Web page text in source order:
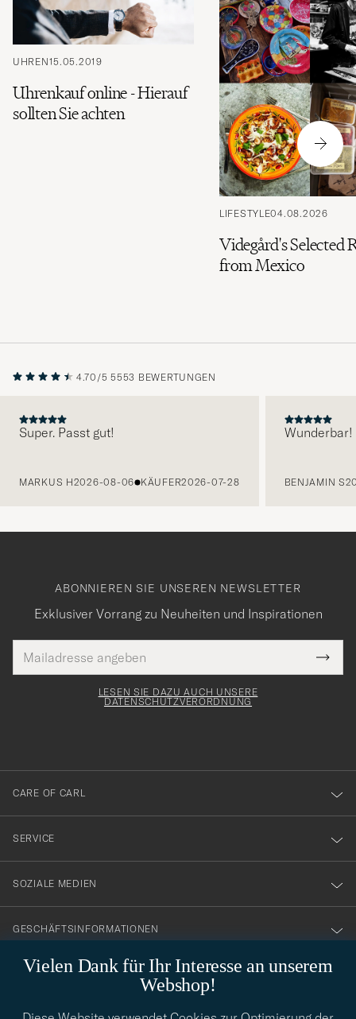
UHREN15.05.2019
Uhrenkauf online - Hierauf
sollten Sie achten
LIFESTYLE04.08.2026
Videgård's Selected
from Mexico
4.70/5 5553 BEWERTUNGEN
Super. Passt gut!
MARKUS H2026-08-06 KÄUFER2026-07-28
Wunderbar!
BENJAMIN S
Vielen Dank für Ihr Interesse an unserem
Webshop!
ABONNIEREN SIE UNSEREN NEWSLETTER
Exklusiver Vorrang zu Neuheiten und Inspirationen
Mail
Adresse
Tack
för
dig
till
vårt
nyhetsbrev!
LESEN SIE DAZU AUCH UNSERE
DATENSCHUTZVERORDNUNG
CARE OF CARL
SERVICE
SOZIALE MEDIEN
GESCHÄFTSINFORMATIONEN